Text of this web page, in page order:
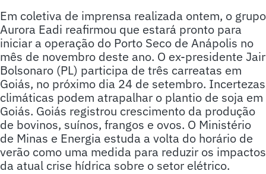
Em coletiva de imprensa realizada ontem, o grupo
Aurora Eadi reafirmou que estará pronto para
iniciar a operação do Porto Seco de Anápolis no
mês de novembro deste ano. O ex-presidente Jair
Bolsonaro (PL) participa de três carreatas em
Goiás, no próximo dia 24 de setembro. Incertezas
climáticas podem atrapalhar o plantio de soja em
Goiás. Goiás registrou crescimento da produção
de bovinos, suínos, frangos e ovos. O Ministério
de Minas e Energia estuda a volta do horário de
verão como uma medida para reduzir os impactos
da atual crise hídrica sobre o setor elétrico.